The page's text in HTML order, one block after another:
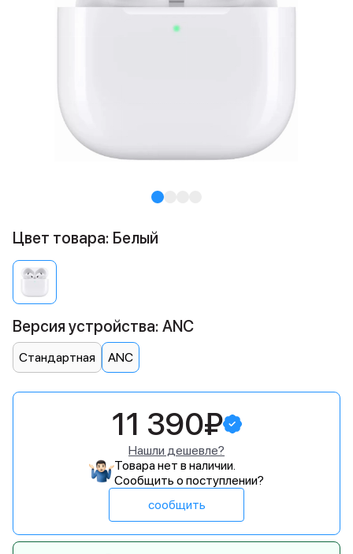
Цвет товара: Белый
Версия устройства: ANC
Стандартная ANC
11 390₽
Нашли дешевле?
Товара нет в наличии.
Сообщить о поступлении?
сообщить